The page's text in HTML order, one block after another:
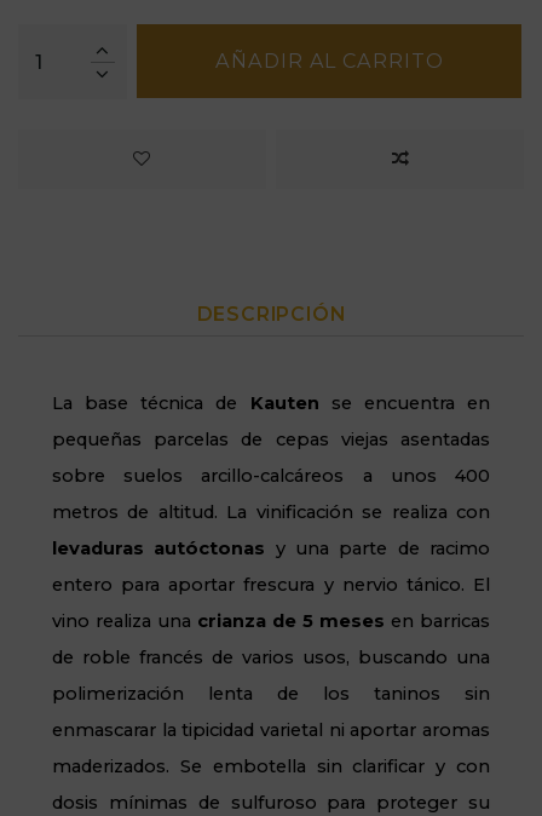
AÑADIR AL CARRITO
DESCRIPCIÓN
La base técnica de Kauten se encuentra en
pequeñas parcelas de cepas viejas asentadas
sobre suelos arcillo-calcáreos a unos 400
metros de altitud. La vinificación se realiza con
levaduras autóctonas y una parte de racimo
entero para aportar frescura y nervio tánico. El
vino realiza una crianza de 5 meses en barricas
de roble francés de varios usos, buscando una
polimerización lenta de los taninos sin
enmascarar la tipicidad varietal ni aportar aromas
maderizados. Se embotella sin clarificar y con
dosis mínimas de sulfuroso para proteger su